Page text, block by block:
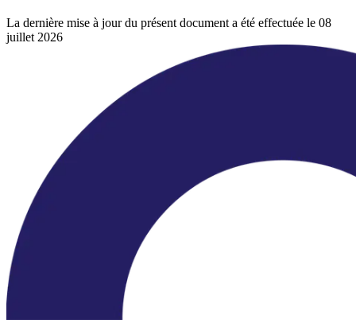
La dernière mise à jour du présent document a été effectuée le 08
juillet 2026